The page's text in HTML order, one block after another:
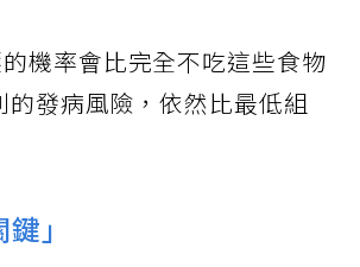
機率會比完全不吃這些食物
發病風險，依然比最低組
」